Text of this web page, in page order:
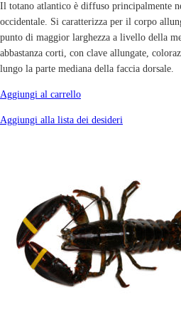
Il totano atlantico è diffuso principalmente
occidentale. Si caratterizza per il corpo
punto di maggior larghezza a livello della
abbastanza corti, con clave allungate,
lungo la parte mediana della faccia dorsale.
Aggiungi al carrello
Aggiungi alla lista dei desideri